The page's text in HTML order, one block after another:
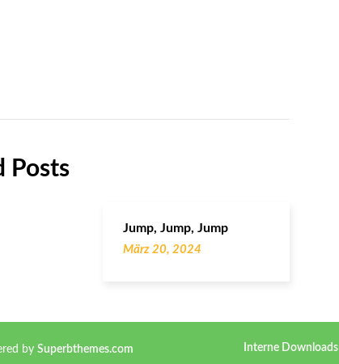
Posts
Jump, Jump, Jump
März 20, 2024
by Superbthemes.com Interne Downloads